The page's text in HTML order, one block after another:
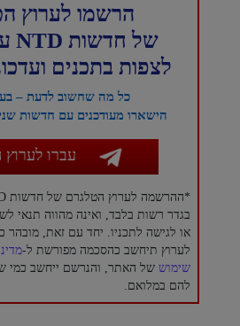
הרשמו לערוץ
של חדשות NTD עברית כדי
לצפות בתכנים
כל מה שחשוב לדעת –
הישארו מעודכנים עם חדשות
עברו
בגדר רשות בלבד, ואינה מהווה תנאי
או לגישה לתכניו. יחד עם זאת,
לערוץ תיחשב כהסכמה מפורשת ל-
שימוש של האתר, והנרשם ייחשב כמי
להם במלואם.